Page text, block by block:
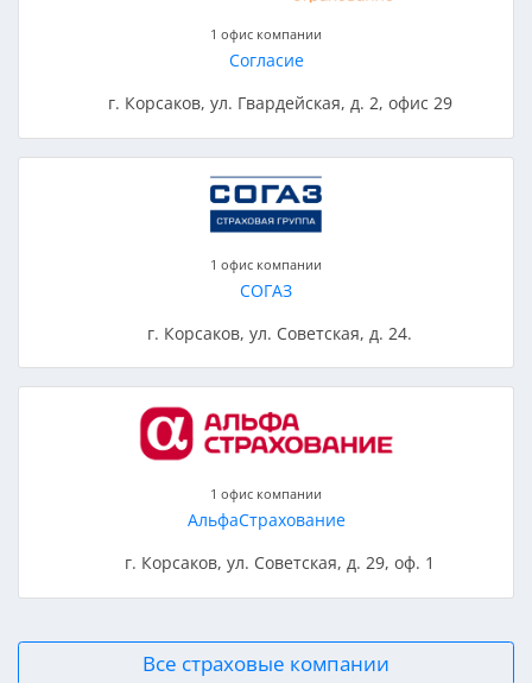
1 офис компании
Согласие
г. Корсаков, ул. Гвардейская, д. 2, офис 29
1 офис компании
СОГАЗ
г. Корсаков, ул. Советская, д. 24.
1 офис компании
АльфаСтрахование
г. Корсаков, ул. Советская, д. 29, оф. 1
Все страховые компании